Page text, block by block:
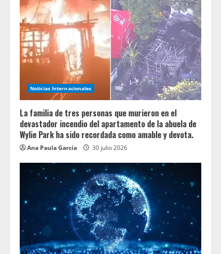
Noticias Internacionales
La familia de tres personas que murieron en el
devastador incendio del apartamento de la abuela de
Wylie Park ha sido recordada como amable y devota.
Ana Paula García 30 julio 2026